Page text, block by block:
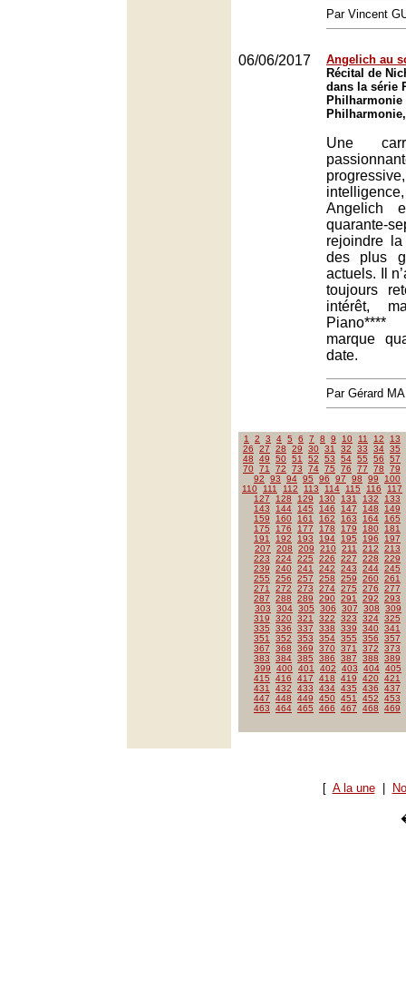
Par Vincent
06/06/2017
Angelich au
Récital de
dans la série
Philharmonie
Une
Angelich
rejoindre
des plus
actuels. Il
toujours
intérêt,
Piano****
marque
date.
Par Gérard
1 2 3 4 5 6 7 8 9 10 11 12
13
26
27 28 29 30 31 32 33 34 35
48
49 50 51 52 53 54 55 56
57
70 71 72 73 74 75 76 77 78
79
92
93 94 95 96 97 98 99
100
110
111 112 113 114 115 116
117
127
128 129 130 131 132
133
143
144 145 146 147 148
149
159
160 161 162 163 164
165
175
176 177 178 179 180
181
191
192 193 194 195 196
197
207
208 209 210 211 212
213
223
224 225 226 227 228
229
239
240 241 242 243 244 245
255
256 257 258 259 260 261
271
272 273 274 275 276
277
287
288 289 290 291 292
293
303
304 305 306 307 308
309
319
320 321 322 323 324 325
335
336 337 338 339 340 341
351
352 353 354 355 356
357
367
368 369 370 371 372
373
383
384 385 386 387 388
389
399
400 401 402 403 404 405
415
416 417 418 419 420 421
431
432 433 434 435 436
437
447
448 449 450 451 452
453
463
464 465 466 467 468 469
[ A la une|